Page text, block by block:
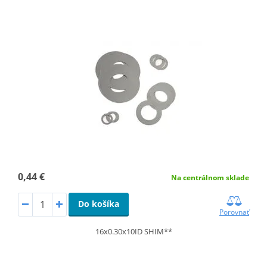
0,44 € Na centrálnom sklade
Do košíka
Porovnať
16x0.30x10ID SHIM**